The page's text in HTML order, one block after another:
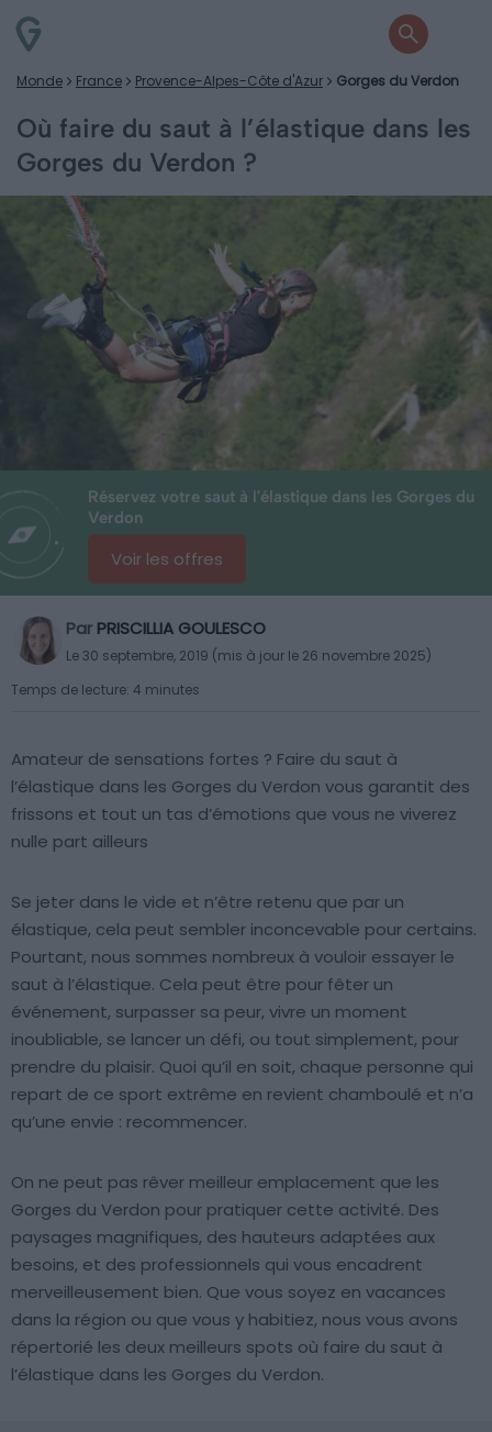
Monde France Provence-Alpes-Côte d'Azur Gorges du Verdon
Où faire du saut à l’élastique dans les
Gorges du Verdon ?
Réservez votre saut à l'élastique dans les Gorges du
Verdon
Voir les offres
Par PRISCILLIA GOULESCO
Le 30 septembre, 2019 (mis à jour le 26 novembre 2025)
Temps de lecture: 4 minutes
Amateur de sensations fortes ? Faire du saut à
l’élastique dans les Gorges du Verdon vous garantit des
frissons et tout un tas d’émotions que vous ne viverez
nulle part ailleurs
Se jeter dans le vide et n’être retenu que par un
élastique, cela peut sembler inconcevable pour certains.
Pourtant, nous sommes nombreux à vouloir essayer le
saut à l’élastique. Cela peut être pour fêter un
événement, surpasser sa peur, vivre un moment
inoubliable, se lancer un défi, ou tout simplement, pour
prendre du plaisir. Quoi qu’il en soit, chaque personne qui
repart de ce sport extrême en revient chamboulé et n’a
qu’une envie : recommencer.
On ne peut pas rêver meilleur emplacement que les
Gorges du Verdon pour pratiquer cette activité. Des
paysages magnifiques, des hauteurs adaptées aux
besoins, et des professionnels qui vous encadrent
merveilleusement bien. Que vous soyez en vacances
dans la région ou que vous y habitiez, nous vous avons
répertorié les deux meilleurs spots où faire du saut à
l’élastique dans les Gorges du Verdon.